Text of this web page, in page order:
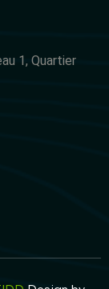
1, Quartier